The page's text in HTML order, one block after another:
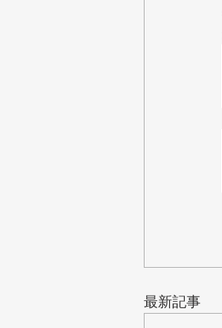
最新記事